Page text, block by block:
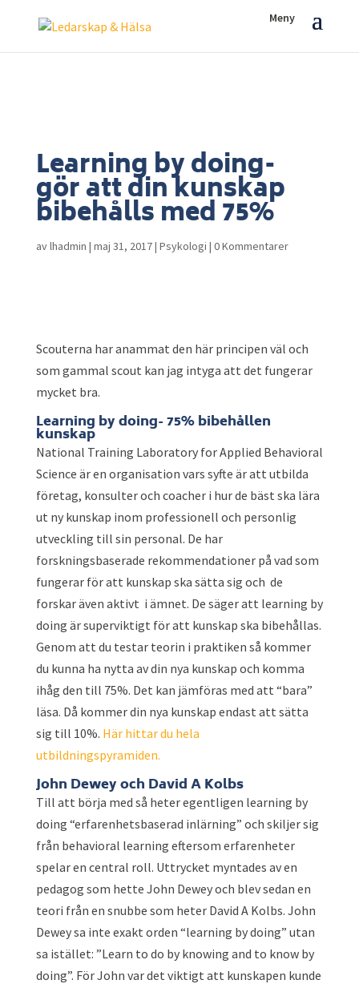
Learning by doing-
gör att din kunskap
bibehålls med 75%
avlhadmin | maj 31, 2017| Psykologi | 0 Kommentarer
Scouterna har anammat den här principen väl och
som gammal scout kan jag intyga att det fungerar
mycket bra.
Learning by doing- 75% bibehållen
kunskap
National Training Laboratory for Applied Behavioral
Science är en organisation vars syfte är att utbilda
företag, konsulter och coacher i hur de bäst ska lära
ut ny kunskap inom professionell och personlig
utveckling till sin personal. De har
forskningsbaserade rekommendationer på vad som
fungerar för att kunskap ska sätta sig och de
forskar även aktivt i ämnet. De säger att learning by
doing är superviktigt för att kunskap ska bibehållas.
Genom att du testar teorin i praktiken så kommer
du kunna ha nytta av din nya kunskap och komma
ihåg den till 75%. Det kan jämföras med att “bara”
läsa. Då kommer din nya kunskap endast att sätta
sig till 10%. Här hittar du hela
utbildningspyramiden.
John Dewey och David A Kolbs
Till att börja med så heter egentligen learning by
doing “erfarenhetsbaserad inlärning” och skiljer sig
från behavioral learning eftersom erfarenheter
spelar en central roll. Uttrycket myntades av en
pedagog som hette John Dewey och blev sedan en
teori från en snubbe som heter David A Kolbs. John
Dewey sa inte exakt orden “learning by doing” utan
sa istället: ”Learn to do by knowing and to know by
doing”. För John var det viktigt att kunskapen kunde